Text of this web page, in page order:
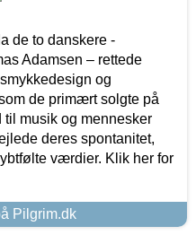
de to danskere -
Adamsen – rettede
og
de primært solgte på
musik og mennesker
deres spontanitet,
værdier. Klik her for
Pilgrim.dk